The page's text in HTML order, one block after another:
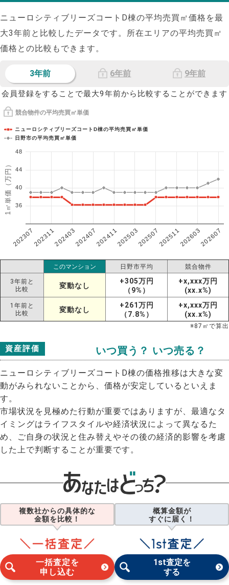
ニューロシティブリーズコートD棟の平均売買㎡価格を最
大3年前と比較したデータです。所在エリアの平均売買㎡
価格との比較もできます。
3年前 6年前 9年前
会員登録をすることで最大9年前から比較することができます
競合物件の平均売買㎡単価
1㎡単価（万円）
ニューロシティブリーズコートD棟の平均売買㎡単価
日野市の平均売買㎡単価
202307202311202403202407202411202503202507202511202603202607
36
40
44
48
このマンション 日野市平均 競合物件
3年前と
比較
変動なし
+305万円
（9%）
+x,xxx万円
(xx.x%)
1年前と
比較
変動なし
+261万円
（7.8%）
+x,xxx万円
(xx.x%)
※87 ㎡で算出
資産評価 いつ買う？ いつ売る？
ニューロシティブリーズコートD棟の価格推移は大きな変
動がみられないことから、価格が安定しているといえま
す。
市場状況を見極めた行動が重要ではありますが、最適なタ
イミングはライフスタイルや経済状況によって異なるた
め、ご自身の状況と住み替えやその後の経済的影響を考慮
した上で判断することが重要です。
複数社からの具体的な
金額を比較！
一括査定を
申し込む
概算金額が
すぐに届く！
1st査定を
する